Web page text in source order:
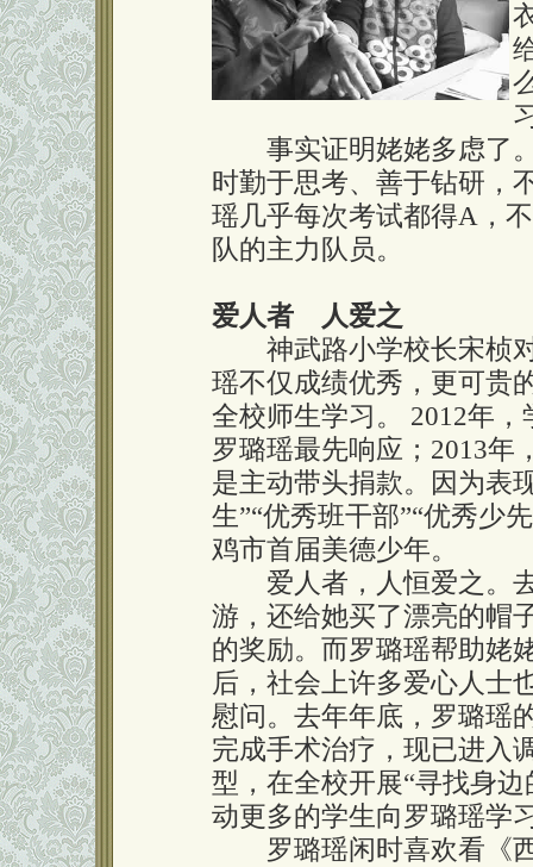
事实证明姥姥多虑了。
时勤于思考、善于钻研，
瑶几乎每次考试都得A，
队的主力队员。
爱人者 人爱之
神武路小学校长宋桢对
瑶不仅成绩优秀，更可贵
全校师生学习。 2012年
罗璐瑶最先响应；2013年
是主动带头捐款。因为表
生”“优秀班干部”“优秀少
鸡市首届美德少年。
爱人者，人恒爱之。去
游，还给她买了漂亮的帽
的奖励。而罗璐瑶帮助姥
后，社会上许多爱心人士
慰问。去年年底，罗璐瑶
完成手术治疗，现已进入
型，在全校开展“寻找身
动更多的学生向罗璐瑶学
罗璐瑶闲时喜欢看《西